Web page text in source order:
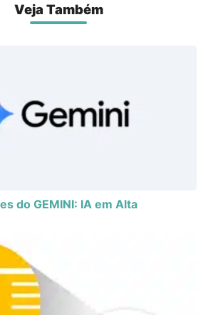
Veja Também
do GEMINI: IA em Alta